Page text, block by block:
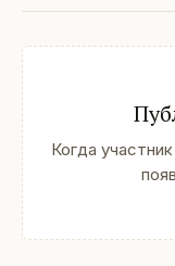
Когда